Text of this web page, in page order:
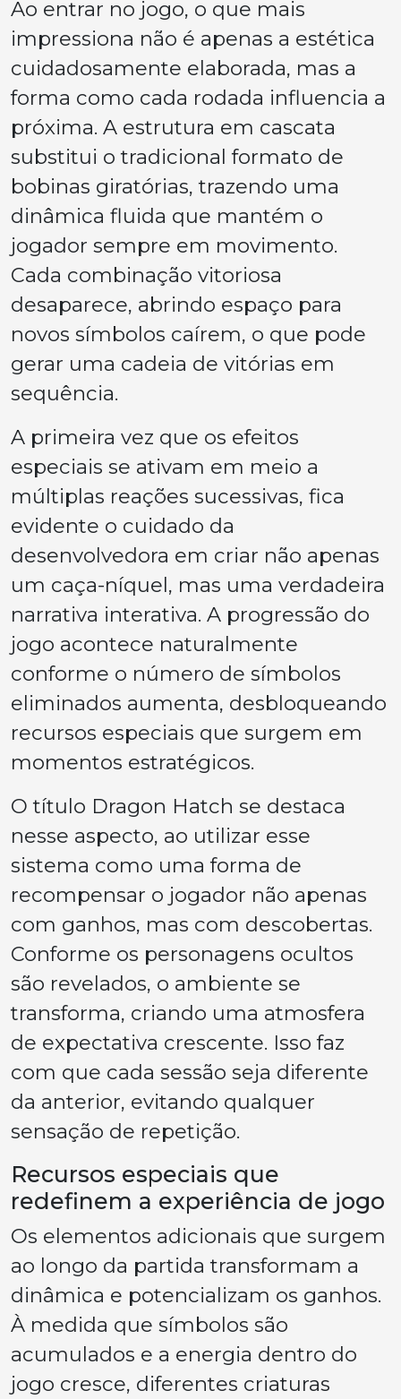
Ao entrar no jogo, o que mais
impressiona não é apenas a estética
cuidadosamente elaborada, mas a
forma como cada rodada influencia a
próxima. A estrutura em cascata
substitui o tradicional formato de
bobinas giratórias, trazendo uma
dinâmica fluida que mantém o
jogador sempre em movimento.
Cada combinação vitoriosa
desaparece, abrindo espaço para
novos símbolos caírem, o que pode
gerar uma cadeia de vitórias em
sequência.
A primeira vez que os efeitos
especiais se ativam em meio a
múltiplas reações sucessivas, fica
evidente o cuidado da
desenvolvedora em criar não apenas
um caça-níquel, mas uma verdadeira
narrativa interativa. A progressão do
jogo acontece naturalmente
conforme o número de símbolos
eliminados aumenta, desbloqueando
recursos especiais que surgem em
momentos estratégicos.
O título Dragon Hatch se destaca
nesse aspecto, ao utilizar esse
sistema como uma forma de
recompensar o jogador não apenas
com ganhos, mas com descobertas.
Conforme os personagens ocultos
são revelados, o ambiente se
transforma, criando uma atmosfera
de expectativa crescente. Isso faz
com que cada sessão seja diferente
da anterior, evitando qualquer
sensação de repetição.
Recursos especiais que
redefinem a experiência de jogo
Os elementos adicionais que surgem
ao longo da partida transformam a
dinâmica e potencializam os ganhos.
À medida que símbolos são
acumulados e a energia dentro do
jogo cresce, diferentes criaturas